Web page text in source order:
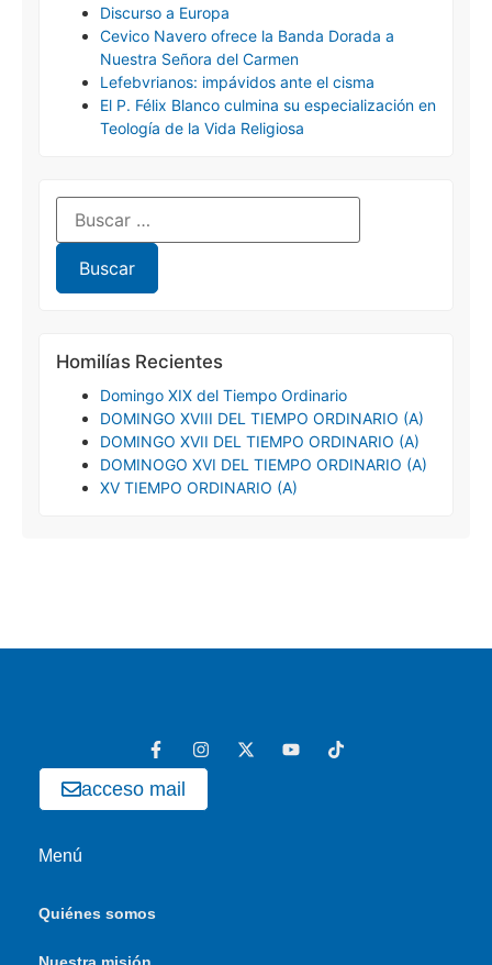
Discurso a Europa
Cevico Navero ofrece la Banda Dorada a
Nuestra Señora del Carmen
Lefebvrianos: impávidos ante el cisma
El P. Félix Blanco culmina su especialización en
Teología de la Vida Religiosa
Homilías Recientes
Domingo XIX del Tiempo Ordinario
DOMINGO XVIII DEL TIEMPO ORDINARIO (A)
DOMINGO XVII DEL TIEMPO ORDINARIO (A)
DOMINOGO XVI DEL TIEMPO ORDINARIO (A)
XV TIEMPO ORDINARIO (A)
acceso mail
Menú
Quiénes somos